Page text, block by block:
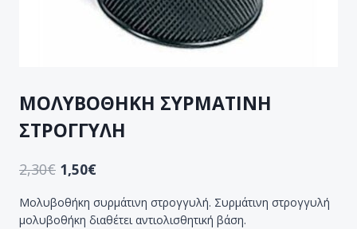
ΜΟΛΥΒΟΘΗΚΗ ΣΥΡΜΑΤΙΝΗ
ΣΤΡΟΓΓΥΛΗ
2,30€ 1,50€
Μολυβοθήκη συρμάτινη στρογγυλή. Συρμάτινη στρογγυλή
μολυβοθήκη διαθέτει αντιολισθητική βάση.